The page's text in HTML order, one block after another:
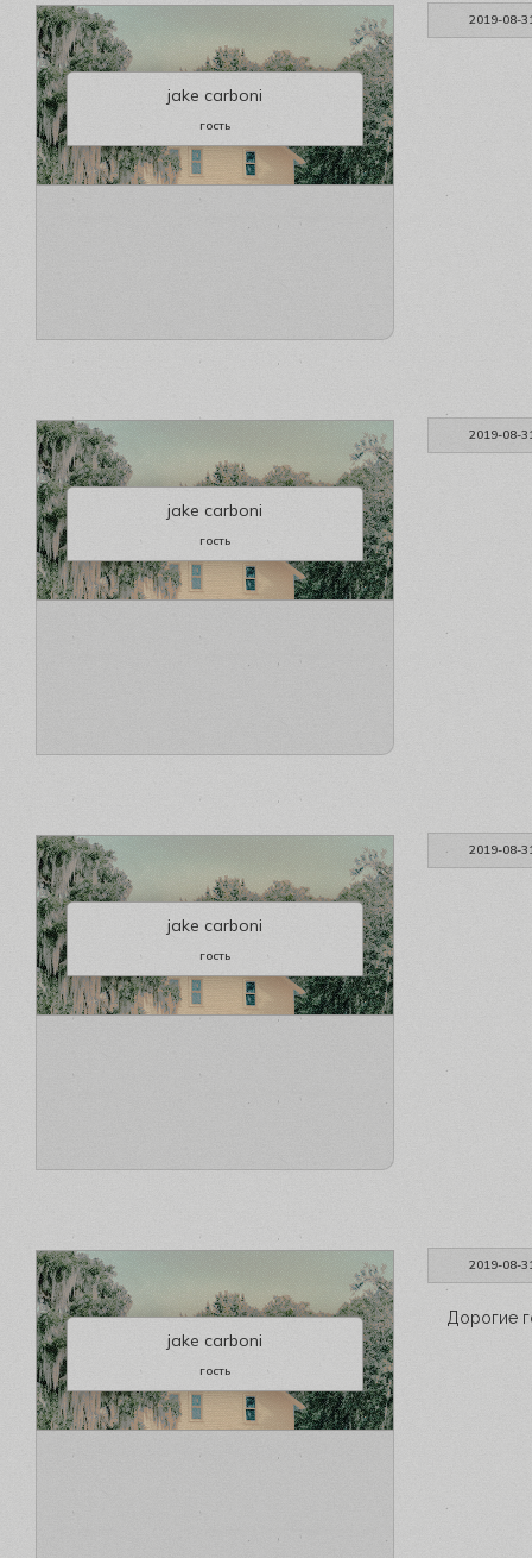
2019-08-
jake carboni
гость
2019-08-
jake carboni
гость
2019-08-
jake carboni
гость
2019-08-
jake carboni
гость
Дорогие